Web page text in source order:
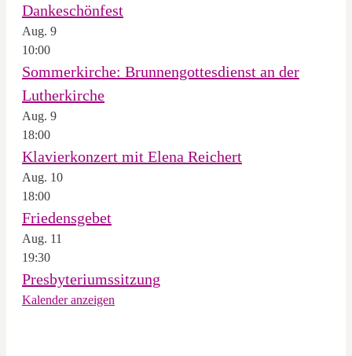
Dankeschönfest
Aug. 9
10:00
Sommerkirche: Brunnengottesdienst an der
Lutherkirche
Aug. 9
18:00
Klavierkonzert mit Elena Reichert
Aug. 10
18:00
Friedensgebet
Aug. 11
19:30
Presbyteriumssitzung
Kalender anzeigen